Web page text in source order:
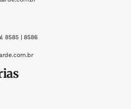
8585 | 8586